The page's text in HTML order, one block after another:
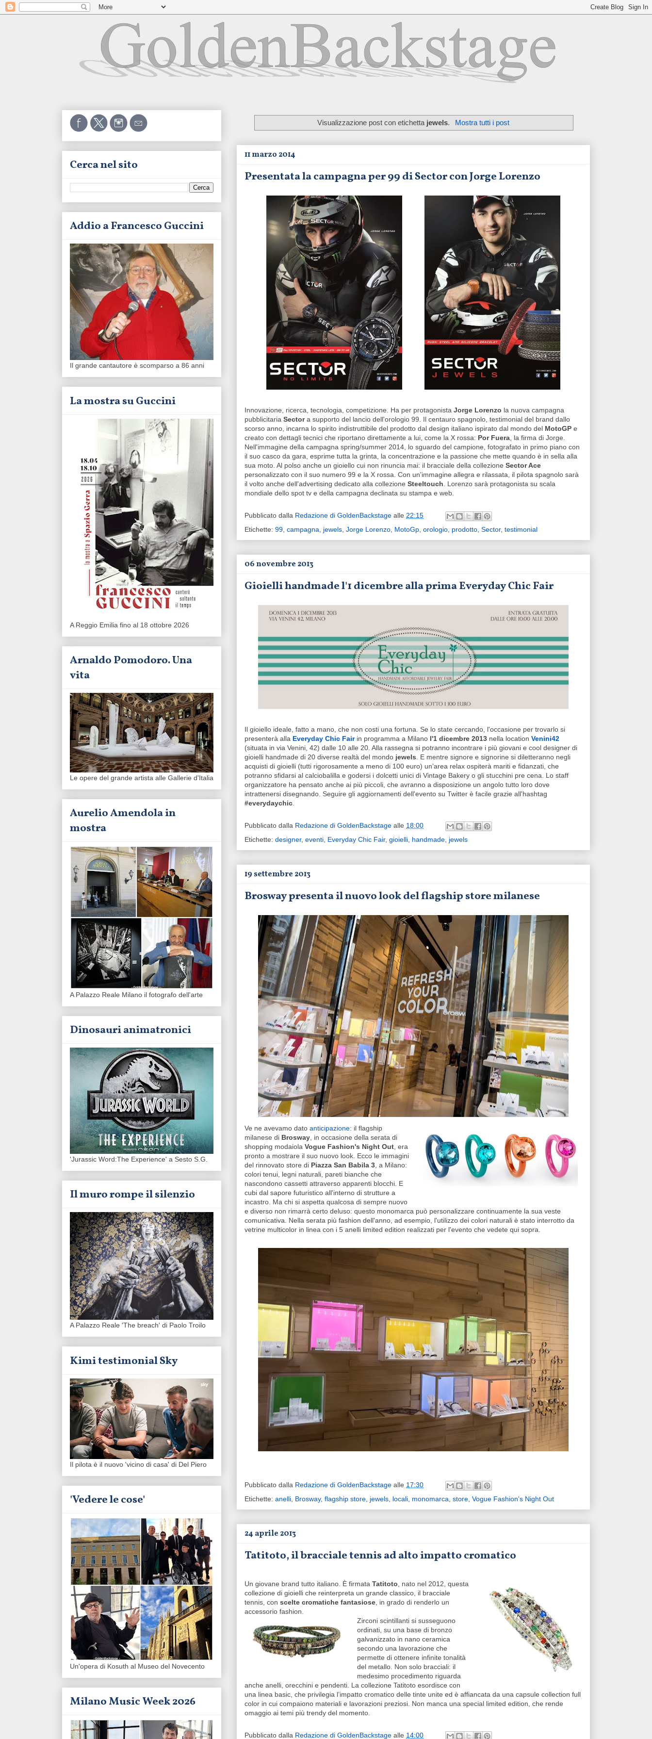
Visualizzazione post con etichetta jewels. Mostra tutti i post
11 marzo 2014
Presentata la campagna per 99 di Sector con Jorge Lorenzo
Innovazione, ricerca, tecnologia, competizione. Ha per protagonista Jorge Lorenzo la nuova campagna
pubblicitaria Sectora supporto del lancio dell'orologio 99. Il centauro spagnolo, testimonial del brand dallo
scorso anno, incarna lo spirito indistruttibile del prodotto dal design italiano ispirato dal mondo del MotoGP e
creato con dettagli tecnici che riportano direttamente a lui, come la X rossa: Por Fuera, la firma di Jorge.
Nell'immagine della campagna spring/summer 2014, lo sguardo del campione, fotografato in primo piano con
il suo casco da gara, esprime tutta la grinta, la concentrazione e la passione che mette quando è in sella alla
sua moto. Al polso anche un gioiello cui non rinuncia mai: il bracciale della collezione Sector Ace
personalizzato con il suo numero 99 e la X rossa. Con un'immagine allegra e rilassata, il pilota spagnolo sarà
il volto anche dell'advertising dedicato alla collezione Steeltouch. Lorenzo sarà protagonista su scala
mondiale dello spot tv e della campagna declinata su stampa e web.
Pubblicato dalla Redazione di GoldenBackstage alle 22:15
Etichette: 99, campagna, jewels, Jorge Lorenzo, MotoGp, orologio, prodotto, Sector, testimonial
06 novembre 2013
Gioielli handmade l'1 dicembre alla prima Everyday Chic Fair
Il gioiello ideale, fatto a mano, che non costi una fortuna. Se lo state cercando, l'occasione per trovarlo si
presenterà alla Everyday Chic Fair in programma a Milano l'1 dicembre 2013 nella location Venini42
(situata in via Venini, 42) dalle 10 alle 20. Alla rassegna si potranno incontrare i più giovani e cool designer di
gioielli handmade di 20 diverse realtà del mondo jewels. E mentre signore e signorine si diletteranno negli
acquisti di gioielli (tutti rigorosamente a meno di 100 euro) un’area relax ospiterà mariti e fidanzati, che
potranno sfidarsi al calciobalilla e godersi i dolcetti unici di Vintage Bakery o gli stucchini pre cena. Lo staff
organizzatore ha pensato anche ai più piccoli, che avranno a disposizione un angolo tutto loro dove
intrattenersi disegnando. Seguire gli aggiornamenti dell'evento su Twitter è facile grazie all'hashtag
#everydaychic.
Pubblicato dalla Redazione di GoldenBackstage alle 18:00
Etichette: designer, eventi, Everyday Chic Fair, gioielli, handmade, jewels
19 settembre 2013
Brosway presenta il nuovo look del flagship store milanese
Ve ne avevamo dato anticipazione: il flagship
milanese di Brosway, in occasione della serata di
shopping modaiola Vogue Fashion's Night Out, era
pronto a mostrare il suo nuovo look. Ecco le immagini
del rinnovato store di Piazza San Babila 3, a Milano:
colori tenui, legni naturali, pareti bianche che
nascondono cassetti attraverso apparenti blocchi. E
cubi dal sapore futuristico all'interno di strutture a
incastro. Ma chi si aspetta qualcosa di sempre nuovo
e diverso non rimarrà certo deluso: questo monomarca può personalizzare continuamente la sua veste
comunicativa. Nella serata più fashion dell'anno, ad esempio, l'utilizzo dei colori naturali è stato interrotto da
vetrine multicolor in linea con i 5 anelli limited edition realizzati per l'evento che vedete qui sopra.
Pubblicato dalla Redazione di GoldenBackstage alle 17:30
Etichette: anelli, Brosway, flagship store, jewels, locali, monomarca, store, Vogue Fashion's Night Out
24 aprile 2013
Tatitoto, il bracciale tennis ad alto impatto cromatico
Un giovane brand tutto italiano. È firmata Tatitoto, nato nel 2012, questa
collezione di gioielli che reinterpreta un grande classico, il bracciale
tennis, con scelte cromatiche fantasiose, in grado di renderlo un
accessorio fashion.
Zirconi scintillanti si susseguono
ordinati, su una base di bronzo
galvanizzato in nano ceramica
secondo una lavorazione che
permette di ottenere infinite tonalità
del metallo. Non solo bracciali: il
medesimo procedimento riguarda
anche anelli, orecchini e pendenti. La collezione Tatitoto esordisce con
una linea basic, che privilegia l’impatto cromatico delle tinte unite ed è affiancata da una capsule collection full
color in cui compaiono materiali e lavorazioni preziosi. Non manca una special limited edition, che rende
omaggio ai temi più trendy del momento.
Pubblicato dalla Redazione di GoldenBackstage alle 14:00
Cerca nel sito
Addio a Francesco Guccini
Il grande cantautore è scomparso a 86 anni
La mostra su Guccini
A Reggio Emilia fino al 18 ottobre 2026
Arnaldo Pomodoro. Una
vita
Le opere del grande artista alle Gallerie d'Italia
Aurelio Amendola in
mostra
A Palazzo Reale Milano il fotografo dell'arte
Dinosauri animatronici
'Jurassic Word:The Experience' a Sesto S.G.
Il muro rompe il silenzio
A Palazzo Reale 'The breach' di Paolo Troilo
Kimi testimonial Sky
Il pilota è il nuovo 'vicino di casa' di Del Piero
'Vedere le cose'
Un'opera di Kosuth al Museo del Novecento
Milano Music Week 2026